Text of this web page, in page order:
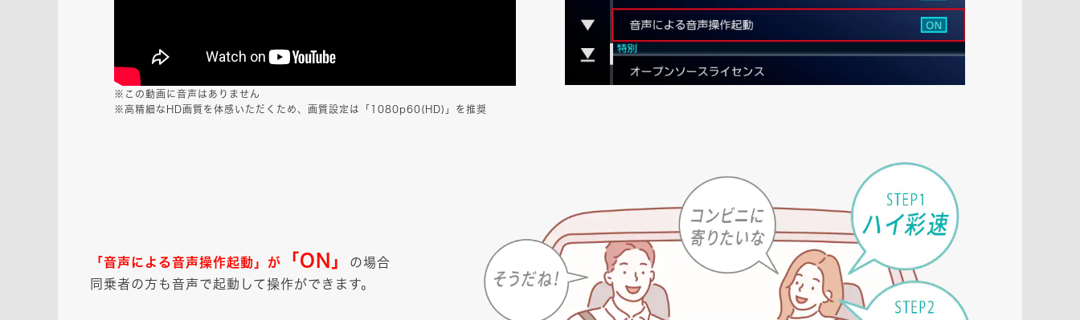
※この動画に音声はありません
※高精細なHD画質を体感いただくため、画質設定は「1080p60(HD)」を推奨
「音声による音声操作起動」が 「ON」
の場合
同乗者の方も音声で起動して操作ができます。